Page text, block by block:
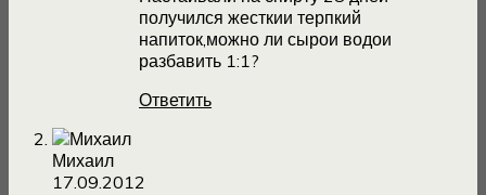
получился жесткии терпкий
напиток,можно ли сырои водои
разбавить 1:1?
Ответить
Михаил
17.09.2012